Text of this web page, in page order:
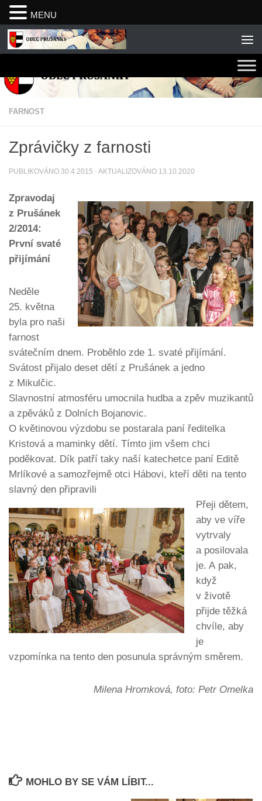
Skip to content
FARNOST
Zprávičky z farnosti
PUBLIKOVÁNO 30.4.2015 · AKTUALIZOVÁNO 13.10.2020
Zpravodaj
z Prušánek
2/2014:
První svaté
přijímání
Neděle
25. května
byla pro naši
farnost
svátečním dnem. Proběhlo zde 1. svaté přijímání.
Svátost přijalo deset dětí z Prušánek a jedno
z Mikulčic.
Slavnostní atmosféru umocnila hudba a zpěv muzikantů
a zpěváků z Dolních Bojanovic.
O květinovou výzdobu se postarala paní ředitelka
Kristová a maminky dětí. Tímto jim všem chci
poděkovat. Dík patří taky naší katechetce paní Editě
Mrlíkové a samozřejmě otci Hábovi, kteří děti na tento
slavný den připravili
Přeji dětem,
aby ve víře
vytrvaly
a posilovala
je. A pak,
když
v životě
přijde těžká
chvíle, aby
je
vzpomínka na tento den posunula správným směrem.
Milena Hromková, foto: Petr Omelka
MOHLO BY SE VÁM LÍBIT...
MENU